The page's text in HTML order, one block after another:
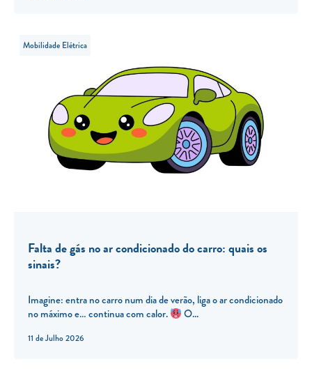
11 de Julho 2026
Mobilidade Elétrica
Falta de gás no ar condicionado do carro: quais os
sinais?
Imagine: entra no carro num dia de verão, liga o ar condicionado
no máximo e… continua com calor.
O...